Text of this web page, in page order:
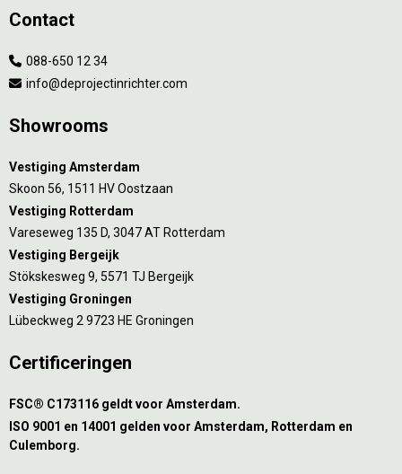
Contact
088-650 12 34
info@deprojectinrichter.com
Showrooms
Vestiging Amsterdam
Skoon 56, 1511 HV Oostzaan
Vestiging Rotterdam
Vareseweg 135 D, 3047 AT Rotterdam
Vestiging Bergeijk
Stökskesweg 9, 5571 TJ Bergeijk
Vestiging Groningen
Lübeckweg 2 9723 HE Groningen
Certificeringen
FSC® C173116 geldt voor Amsterdam.
ISO 9001 en 14001 gelden voor Amsterdam, Rotterdam en
Culemborg.